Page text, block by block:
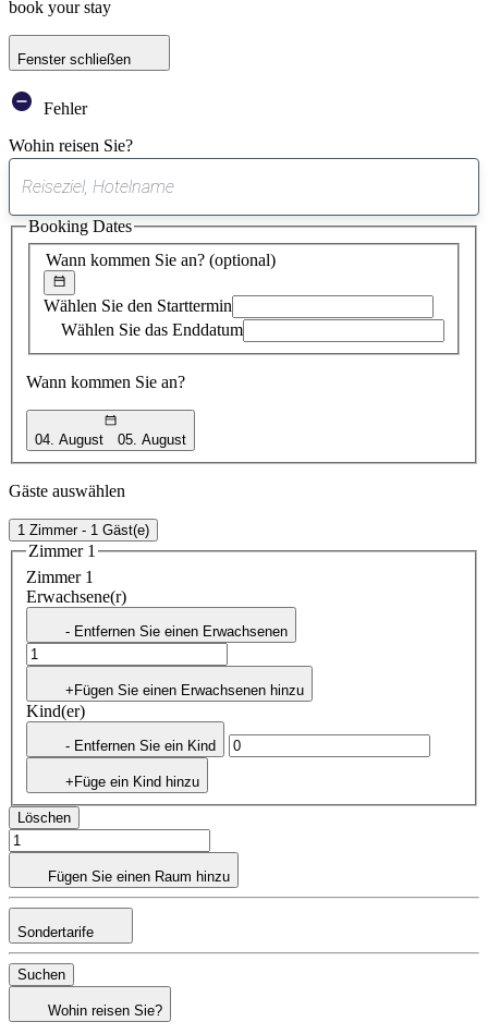
book your stay
Fenster schließen
Fehler
Wohin reisen Sie?
gefundener
Vorschlag
Wann kommen Sie an? (optional)
Wählen Sie den Starttermin
Wählen Sie das Enddatum
Wann kommen Sie an?
04. August 05. August
Booking Dates
Gäste auswählen
1 Zimmer - 1 Gäst(e)
Zimmer 1
Zimmer 1
Erwachsene(r)
- Entfernen Sie einen Erwachsenen
+Fügen Sie einen Erwachsenen hinzu
Kind(er)
- Entfernen Sie ein Kind
+Füge ein Kind hinzu
Löschen
Fügen Sie einen Raum hinzu
Sondertarife
Suchen
Wohin reisen Sie?